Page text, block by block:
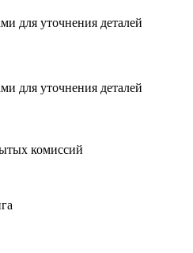
для уточнения деталей
для уточнения деталей
комиссий